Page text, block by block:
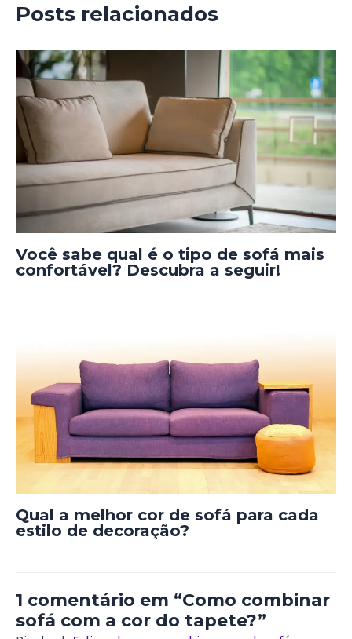
Posts relacionados
Você sabe qual é o tipo de sofá mais
confortável? Descubra a seguir!
Qual a melhor cor de sofá para cada
estilo de decoração?
1 comentário em “Como combinar
sofá com a cor do tapete?”